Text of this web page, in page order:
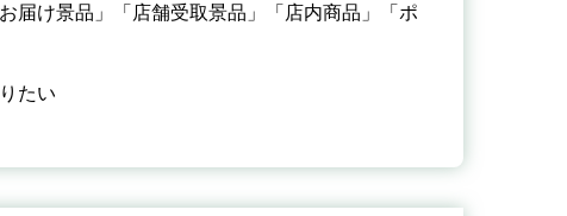
け景品」「店舗受取景品」「店内商品」「ポ
たい